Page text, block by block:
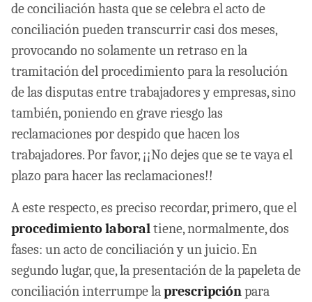
de conciliación hasta que se celebra el acto de
conciliación pueden transcurrir casi dos meses,
provocando no solamente un retraso en la
tramitación del procedimiento para la resolución
de las disputas entre trabajadores y empresas, sino
también, poniendo en grave riesgo las
reclamaciones por despido que hacen los
trabajadores. Por favor, ¡¡No dejes que se te vaya el
plazo para hacer las reclamaciones!!
A este respecto, es preciso recordar, primero, que el
procedimiento laboraltiene, normalmente, dos
fases: un acto de conciliación y un juicio. En
segundo lugar, que, la presentación de la papeleta de
conciliación interrumpe laprescripciónpara